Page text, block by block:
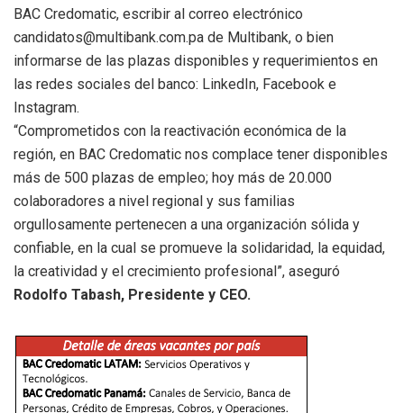
BAC Credomatic, escribir al correo electrónico
candidatos@multibank.com.pa de Multibank, o bien
informarse de las plazas disponibles y requerimientos en
las redes sociales del banco: LinkedIn, Facebook e
Instagram.
“Comprometidos con la reactivación económica de la
región, en BAC Credomatic nos complace tener disponibles
más de 500 plazas de empleo; hoy más de 20.000
colaboradores a nivel regional y sus familias
orgullosamente pertenecen a una organización sólida y
confiable, en la cual se promueve la solidaridad, la equidad,
la creatividad y el crecimiento profesional”, aseguró
Rodolfo Tabash, Presidente y CEO.